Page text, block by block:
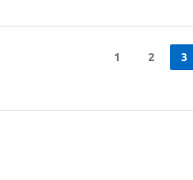
1 2 3